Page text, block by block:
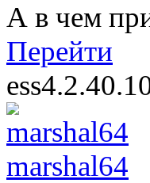
А в чем
Перейти
marshal64